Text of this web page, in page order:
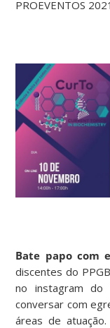
PROEVENTOS
Bate papo com
discentes do
no instagram do
conversar com
áreas de